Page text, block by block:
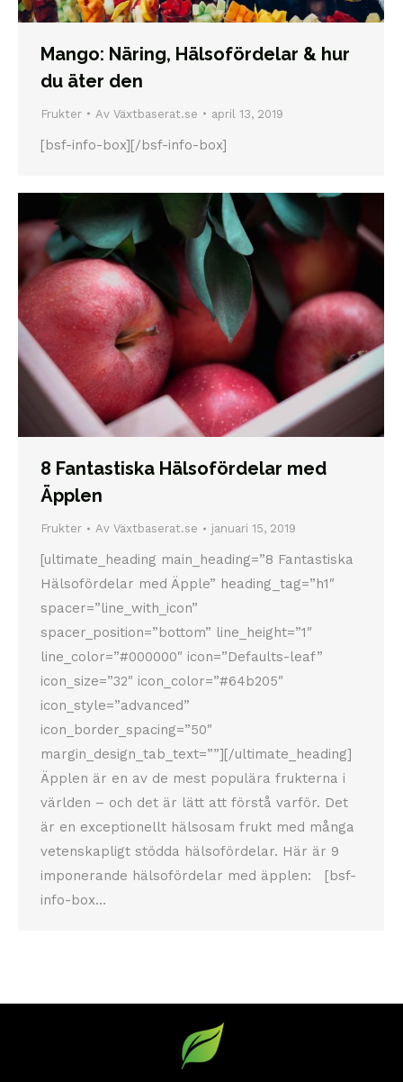
Mango: Näring, Hälsofördelar & hur
du äter den
Frukter Av Växtbaserat.se april 13, 2019
[bsf-info-box][/bsf-info-box]
8 Fantastiska Hälsofördelar med
Äpplen
Frukter Av Växtbaserat.se januari 15, 2019
[ultimate_heading main_heading=”8 Fantastiska
Hälsofördelar med Äpple” heading_tag=”h1″
spacer=”line_with_icon”
spacer_position=”bottom” line_height=”1″
line_color=”#000000″ icon=”Defaults-leaf”
icon_size=”32″ icon_color=”#64b205″
icon_style=”advanced”
icon_border_spacing=”50″
margin_design_tab_text=””][/ultimate_heading]
Äpplen är en av de mest populära frukterna i
världen – och det är lätt att förstå varför. Det
är en exceptionellt hälsosam frukt med många
vetenskapligt stödda hälsofördelar. Här är 9
imponerande hälsofördelar med äpplen: [bsf-
info-box…